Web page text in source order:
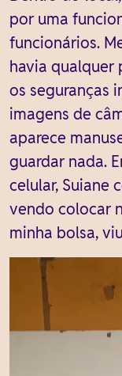
por uma
funcionários.
havia qualquer
os seguranças
imagens de
aparece
guardar nada.
celular, Suiane
vendo colocar
minha bolsa,